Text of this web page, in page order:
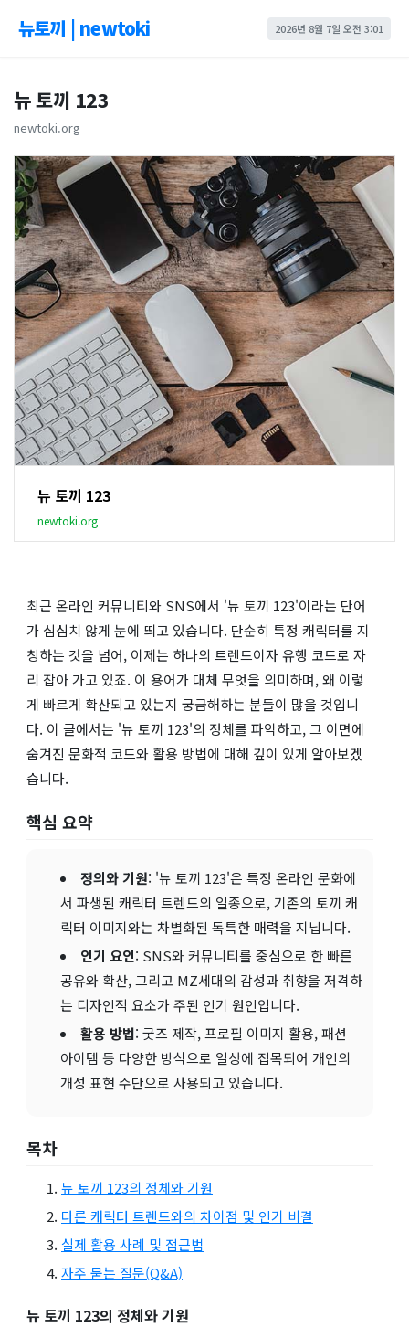
뉴토끼 | newtoki 2026년 8월 7일 오전 3:01
뉴 토끼 123
newtoki.org
뉴 토끼 123
newtoki.org
최근 온라인 커뮤니티와 SNS에서 '뉴 토끼 123'이라는 단어
가 심심치 않게 눈에 띄고 있습니다. 단순히 특정 캐릭터를 지
칭하는 것을 넘어, 이제는 하나의 트렌드이자 유행 코드로 자
리 잡아 가고 있죠. 이 용어가 대체 무엇을 의미하며, 왜 이렇
게 빠르게 확산되고 있는지 궁금해하는 분들이 많을 것입니
다. 이 글에서는 '뉴 토끼 123'의 정체를 파악하고, 그 이면에
숨겨진 문화적 코드와 활용 방법에 대해 깊이 있게 알아보겠
습니다.
핵심 요약
정의와 기원: '뉴 토끼 123'은 특정 온라인 문화에
서 파생된 캐릭터 트렌드의 일종으로, 기존의 토끼 캐
릭터 이미지와는 차별화된 독특한 매력을 지닙니다.
인기 요인: SNS와 커뮤니티를 중심으로 한 빠른
공유와 확산, 그리고 MZ세대의 감성과 취향을 저격하
는 디자인적 요소가 주된 인기 원인입니다.
활용 방법: 굿즈 제작, 프로필 이미지 활용, 패션
아이템 등 다양한 방식으로 일상에 접목되어 개인의
개성 표현 수단으로 사용되고 있습니다.
목차
뉴 토끼 123의 정체와 기원
다른 캐릭터 트렌드와의 차이점 및 인기 비결
실제 활용 사례 및 접근법
자주 묻는 질문(Q&A)
뉴 토끼 123의 정체와 기원